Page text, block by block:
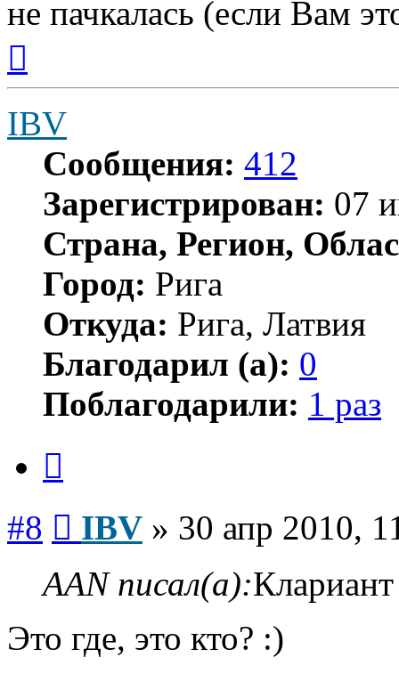
не пачкалась (если Вам
началу
IBV
Сообщения: 412
Зарегистрирован: 07
Страна, Регион,
Город: Рига
Откуда: Рига, Латвия
Благодарил (а): 0
Поблагодарили: 1 раз
#8 IBV » 30 апр 2010,
AAN писал(а):Клариант
Это где, это кто? :)